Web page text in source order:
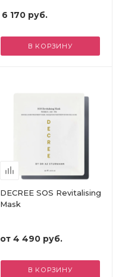
6 170руб.
В КОРЗИНУ
DECREE SOS Revitalising
Mask
от 4 490 руб.
В КОРЗИНУ